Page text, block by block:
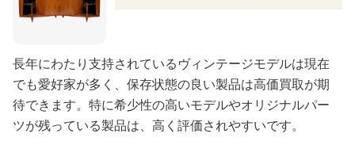
長年にわたり支持されているヴィンテージモデルは現在
でも愛好家が多く、保存状態の良い製品は高価買取が期
待できます。特に希少性の高いモデルやオリジナルパー
ツが残っている製品は、高く評価されやすいです。